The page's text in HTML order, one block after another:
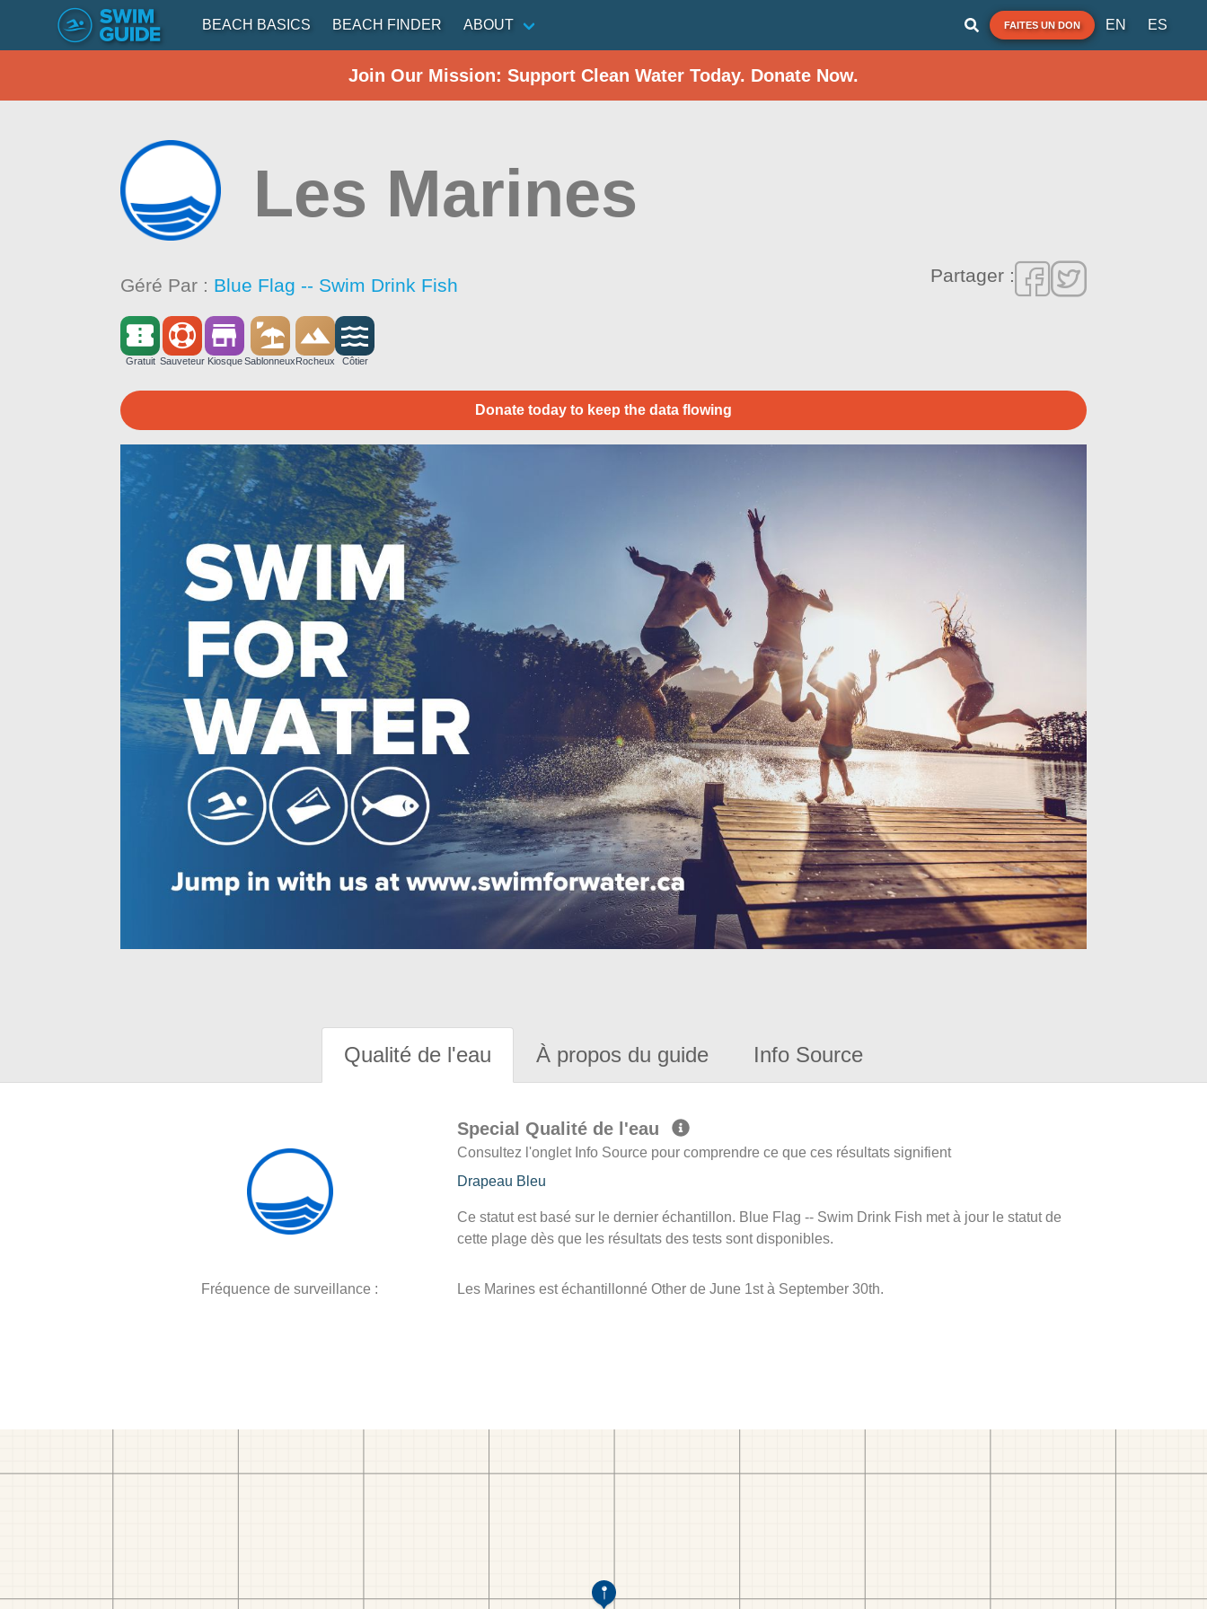
BEACH BASICS BEACH FINDER ABOUT FAITES UN DON EN ES
Join Our Mission: Support Clean Water Today. Donate Now.
Les Marines
Géré Par : Blue Flag -- Swim Drink Fish Partager :
Gratuit Sauveteur Kiosque SablonneuxRocheux Côtier
Donate today to keep the data flowing
Qualité de l'eau À propos du guide Info Source
Special Qualité de l'eau
Consultez l'onglet Info Source pour comprendre ce que ces résultats signifient
Drapeau Bleu
Ce statut est basé sur le dernier échantillon. Blue Flag -- Swim Drink Fish met à jour le statut de
cette plage dès que les résultats des tests sont disponibles.
Fréquence de surveillance : Les Marines est échantillonné Other de June 1st à September 30th.